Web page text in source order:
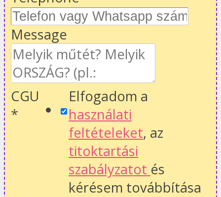
Message
CGU
*
Elfogadom a
használati
feltételeket, az
titoktartási
szabályzatot és
kérésem továbbítása